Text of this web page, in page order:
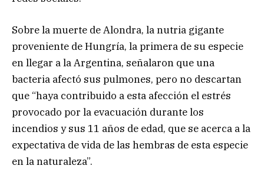
Sobre la muerte de Alondra, la nutria gigante
proveniente de Hungría, la primera de su especie
en llegar a la Argentina, señalaron que una
bacteria afectó sus pulmones, pero no descartan
que “haya contribuido a esta afección el estrés
provocado por la evacuación durante los
incendios y sus 11 años de edad, que se acerca a la
expectativa de vida de las hembras de esta especie
en la naturaleza”.